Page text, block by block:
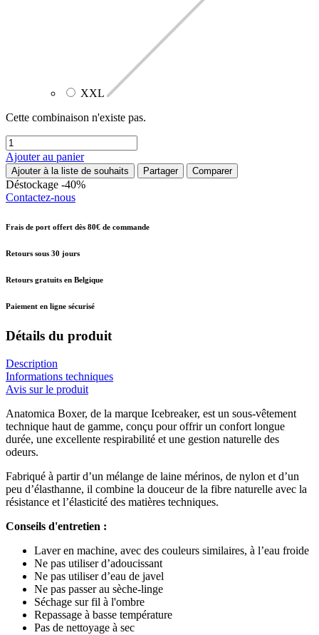
XXL
Cette combinaison n'existe pas.
Ajouter au panier
Ajouter à la liste de souhaits Partager Comparer
Déstockage -40%
Contactez-nous
Frais de port offert dès 80€ de commande
Retours sous 30 jours
Retours gratuits en Belgique
Paiement en ligne sécurisé
Détails du produit
Description
Informations techniques
Avis sur le produit
Anatomica Boxer, de la marque Icebreaker, est un sous-vêtement
technique haut de gamme, conçu pour offrir un confort longue
durée, une excellente respirabilité et une gestion naturelle des
odeurs.
Fabriqué à partir d’un mélange de laine mérinos, de nylon et d’un
peu d’élasthanne, il combine la douceur de la fibre naturelle avec la
résistance et l’élasticité des matières techniques.
Conseils d'entretien :
Laver en machine, avec des couleurs similaires, à l’eau froide
Ne pas utiliser d’adoucissant
Ne pas utiliser d’eau de javel
Ne pas passer au sèche-linge
Séchage sur fil à l'ombre
Repassage à basse température
Pas de nettoyage à sec